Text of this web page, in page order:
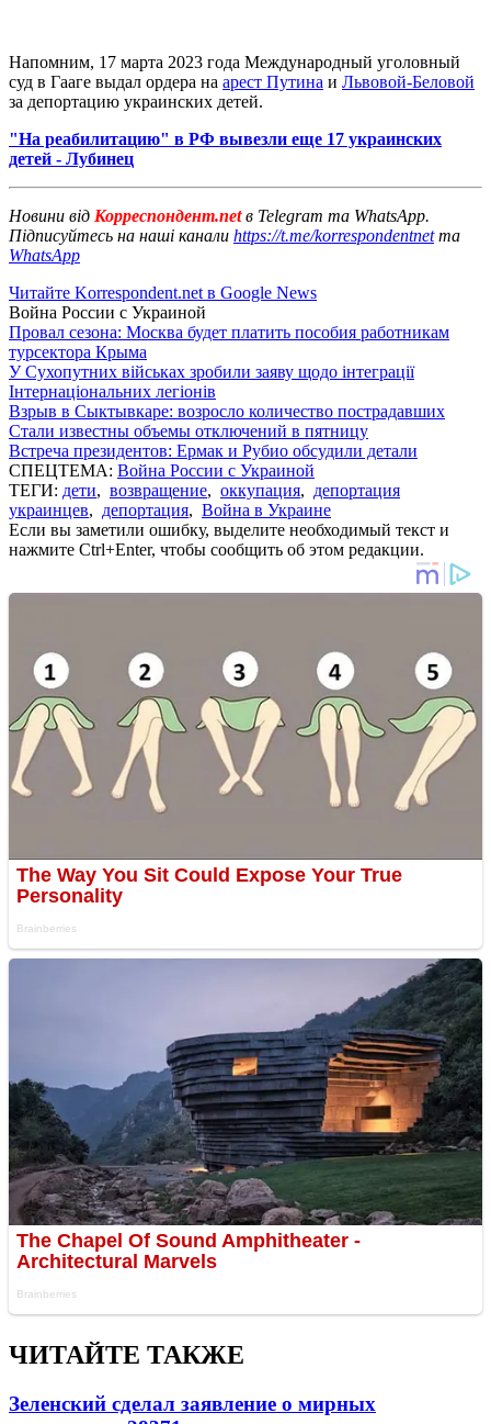
Напомним, 17 марта 2023 года Международный уголовный
суд в Гааге выдал ордера на арест Путина и Львовой-Беловой
за депортацию украинских детей.
"На реабилитацию" в РФ вывезли еще 17 украинских
детей - Лубинец
Новини від Корреспондент.netв Telegram та WhatsApp.
Підписуйтесь на наші канали https://t.me/korrespondentnetта
WhatsApp
Читайте Korrespondent.net в Google News
Война России с Украиной
Провал сезона: Москва будет платить пособия работникам
турсектора Крыма
У Сухопутних військах зробили заяву щодо інтеграції
Інтернаціональних легіонів
Взрыв в Сыктывкаре: возросло количество пострадавших
Стали известны объемы отключений в пятницу
Встреча президентов: Ермак и Рубио обсудили детали
СПЕЦТЕМА: Война России с Украиной
ТЕГИ: дети, возвращение, оккупация, депортация
украинцев, депортация, Война в Украине
Если вы заметили ошибку, выделите необходимый текст и
нажмите Ctrl+Enter, чтобы сообщить об этом редакции.
ЧИТАЙТЕ ТАКЖЕ
Зеленский сделал заявление о мирных